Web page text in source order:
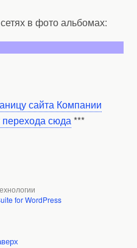
в фото альбомах:
сайта Компании
перехода сюда ***
for WordPress